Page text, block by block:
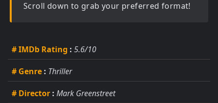
Scroll down to grab your preferred format!
# IMDb Rating : 5.6/10
# Genre : Thriller
# Director : Mark Greenstreet